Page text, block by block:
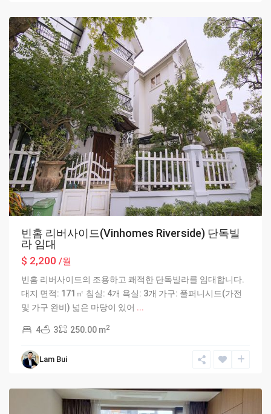
빈홈 리버사이드(Vinhomes Riverside) 단독빌
라 임대
$ 2,200 /월
빈홈 리버사이드의 조용하고 쾌적한 단독빌라를 임대합니다.
대지 면적: 171㎡ 침실: 4개 욕실: 3개 가구: 풀퍼니시드(가전
및 가구 완비) 넓은 마당이 있어 ...
4 3 250.00 m2
Lam Bui